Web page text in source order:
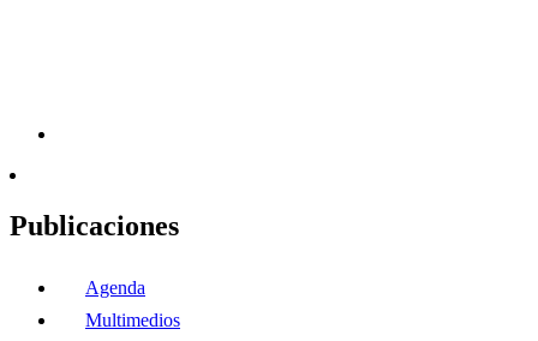
Publicaciones
Agenda
Multimedios